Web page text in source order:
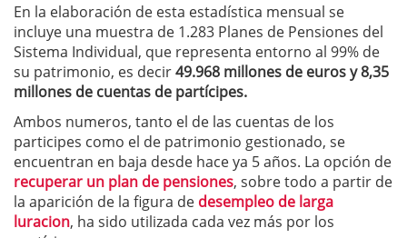
En la elaboración de esta estadística mensual se
incluye una muestra de 1.283 Planes de Pensiones del
Sistema Individual, que representa entorno al 99% de
su patrimonio, es decir49.968 millones de euros y 8,35
millones de cuentas de partícipes.
Ambos numeros, tanto el de las cuentas de los
participes como el de patrimonio gestionado, se
encuentran en baja desde hace ya 5 años. La opción de
recuperar un plan de pensiones, sobre todo a partir de
la aparición de la figura de desempleo de larga
luracion, ha sido utilizada cada vez más por los